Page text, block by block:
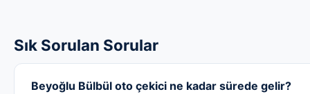
Sık Sorulan Sorular
Beyoğlu Bülbül oto çekici ne kadar sürede gelir?